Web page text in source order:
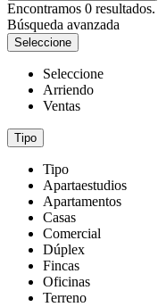
Encontramos 0 resultados.
Búsqueda avanzada
Seleccione
Seleccione
Arriendo
Ventas
Tipo
Tipo
Apartaestudios
Apartamentos
Casas
Comercial
Dúplex
Fincas
Oficinas
Terreno